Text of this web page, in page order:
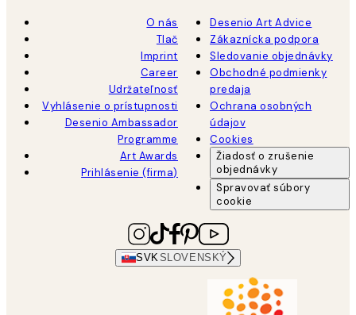
O nás
Tlač
Imprint
Career
Udržateľnosť
Vyhlásenie o prístupnosti
Desenio Ambassador
Programme
Art Awards
Prihlásenie (firma)
Desenio Art Advice
Zákaznícka podpora
Sledovanie objednávky
Obchodné podmienky
predaja
Ochrana osobných
údajov
Cookies
Žiadosť o zrušenie
objednávky
Spravovať súbory
cookie
SVKSLOVENSKÝ